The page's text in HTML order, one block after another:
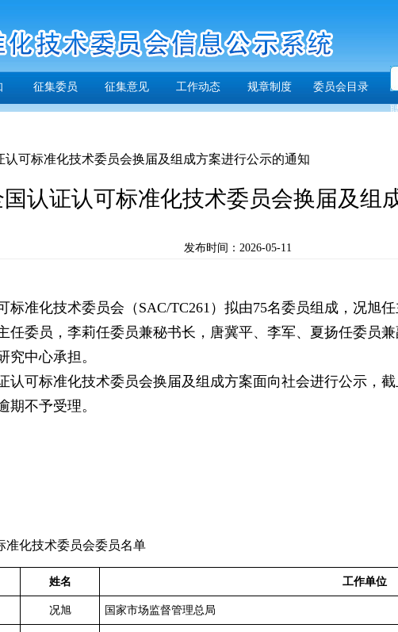
征集委员 征集意见 工作动态 规章制度
委员会目录
认可标准化技术委员会换届及组成方案进行公示的通知
认证认可标准化技术委员会换届及组
发布时间：2026-05-11
标准化技术委员会（SAC/TC261）拟由75名委员组成，况旭
任委员，李莉任委员兼秘书长，唐冀平、李军、夏扬任委员
究中心承担。
认可标准化技术委员会换届及组成方案面向社会进行公示，
期不予受理。
准化技术委员会委员名单
姓名 工作单位
况旭 国家市场监督管理总局